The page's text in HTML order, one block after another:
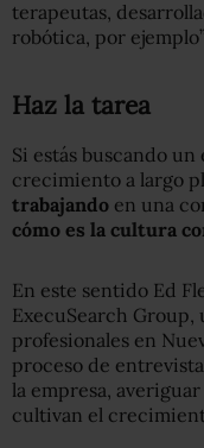
terapeutas,
robótica, por
Haz la tarea
Si estás buscando
crecimiento a largo
trabajando en una
cómo es la cultura
En este sentido Ed
ExecuSearch
profesionales en
proceso de
la empresa,
cultivan el